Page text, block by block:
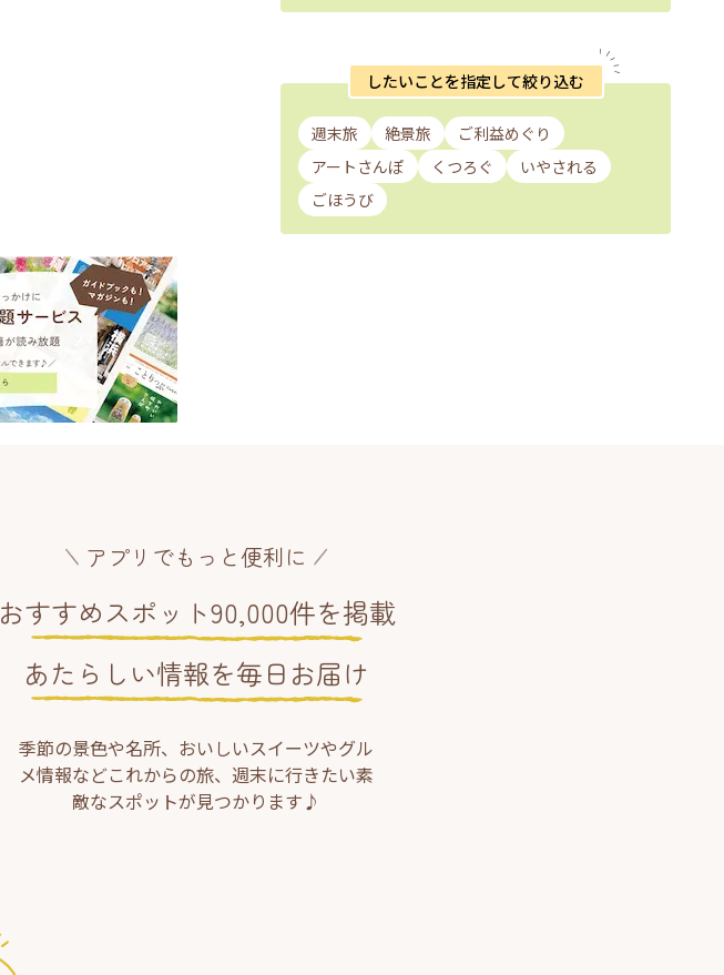
したいことを指定して絞り込む
週末旅 絶景旅
ご利益めぐり
アートさんぽ
くつろぐ
いやされる
ごほうび
アプリでもっと便利に
おすすめスポット90,000件を掲載
あたらしい情報を毎日お届け
季節の景色や名所、おいしいスイーツやグル
メ情報などこれからの旅、週末に行きたい素
敵なスポットが見つかります♪